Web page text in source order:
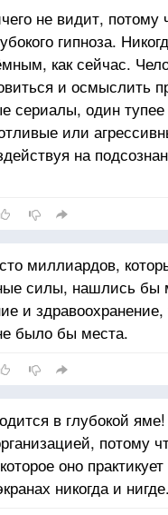
не видит, потому
гипноза.
как сейчас.
и осмыслить
сериалы, один тупее
или
на
дух эгоизма и
в беспринципное
жизнь.
миллиардов,
силы, нашлись бы
и
было бы места.
в глубокой
потому
оно
никогда и нигде.